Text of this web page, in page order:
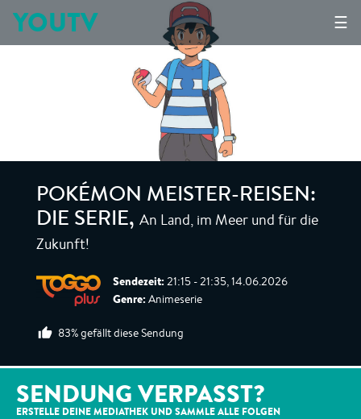
☰
YOUTV
POKÉMON MEISTER-REISEN:
DIE SERIE, An Land, im Meer und für die
Zukunft!
Sendezeit: 21:15 - 21:35, 14.06.2026
Genre: Animeserie
83% gefällt diese Sendung
SENDUNG VERPASST?
ERSTELLE DEINE MEDIATHEK UND SAMMLE ALLE FOLGEN